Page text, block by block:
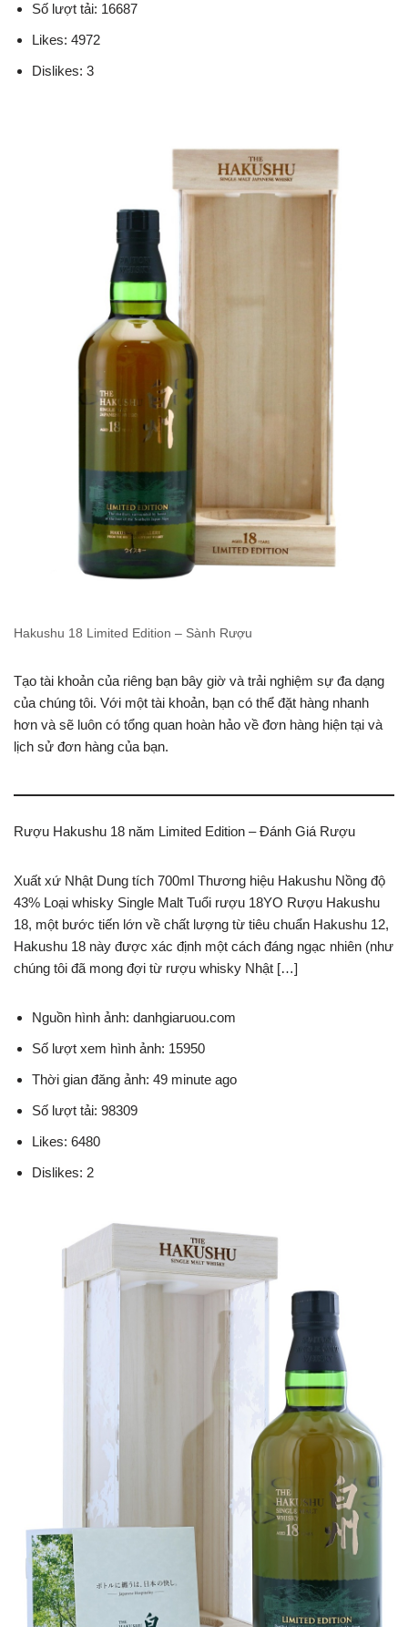
Số lượt tải: 16687
Likes: 4972
Dislikes: 3
Hakushu 18 Limited Edition – Sành Rượu
Tạo tài khoản của riêng bạn bây giờ và trải nghiệm sự đa dạng
của chúng tôi. Với một tài khoản, bạn có thể đặt hàng nhanh
hơn và sẽ luôn có tổng quan hoàn hảo về đơn hàng hiện tại và
lịch sử đơn hàng của bạn.
Rượu Hakushu 18 năm Limited Edition – Đánh Giá Rượu
Xuất xứ Nhật Dung tích 700ml Thương hiệu Hakushu Nồng độ
43% Loại whisky Single Malt Tuổi rượu 18YO Rượu Hakushu
18, một bước tiến lớn về chất lượng từ tiêu chuẩn Hakushu 12,
Hakushu 18 này được xác định một cách đáng ngạc nhiên (như
chúng tôi đã mong đợi từ rượu whisky Nhật […]
Nguồn hình ảnh: danhgiaruou.com
Số lượt xem hình ảnh: 15950
Thời gian đăng ảnh: 49 minute ago
Số lượt tải: 98309
Likes: 6480
Dislikes: 2